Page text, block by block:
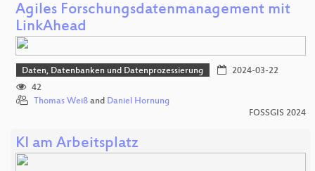
Agiles Forschungsdatenmanagement mit
LinkAhead
Daten, Datenbanken und Datenprozessierung
2024-03-22
42
Thomas Weiß and Daniel Hornung
FOSSGIS 2024
KI am Arbeitsplatz